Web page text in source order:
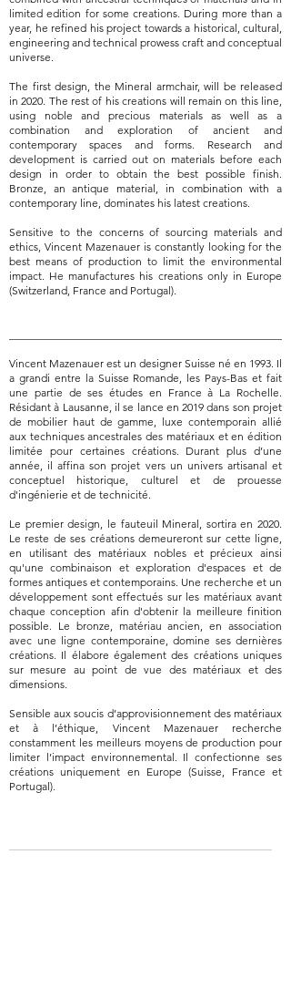
limited edition for some creations. During more than a
year, he refined his project towards a historical, cultural,
engineering and technical prowess craft and conceptual
universe.
The first design, the Mineral armchair, will be released
in 2020. The rest of his creations will remain on this line,
using noble and precious materials as well as a
combination and exploration of ancient and
contemporary spaces and forms. Research and
development is carried out on materials before each
design in order to obtain the best possible finish.
Bronze, an antique material, in combination with a
contemporary line, dominates his latest creations.
Sensitive to the concerns of sourcing materials and
ethics, Vincent Mazenauer is constantly looking for the
best means of production to limit the environmental
impact. He manufactures his creations only in Europe
(Switzerland, France and Portugal).
Vincent Mazenauer est un designer Suisse né en 1993. Il
a grandi entre la Suisse Romande, les Pays-Bas et fait
une partie de ses études en France à La Rochelle.
Résidant à Lausanne, il se lance en 2019 dans son projet
de mobilier haut de gamme, luxe contemporain allié
aux techniques ancestrales des matériaux et en édition
limitée pour certaines créations. Durant plus d’une
année, il affina son projet vers un univers artisanal et
conceptuel historique, culturel et de prouesse
d'ingénierie et de technicité.
Le premier design, le fauteuil Mineral, sortira en 2020.
Le reste de ses créations demeureront sur cette ligne,
en utilisant des matériaux nobles et précieux ainsi
qu'une combinaison et exploration d'espaces et de
formes antiques et contemporains. Une recherche et un
développement sont effectués sur les matériaux avant
chaque conception afin d'obtenir la meilleure finition
possible. Le bronze, matériau ancien, en association
avec une ligne contemporaine, domine ses dernières
créations. Il élabore également des créations uniques
sur mesure au point de vue des matériaux et des
dimensions.
Sensible aux soucis d’approvisionnement des matériaux
et à l’éthique, Vincent Mazenauer recherche
constamment les meilleurs moyens de production pour
limiter l’impact environnemental. Il confectionne ses
créations uniquement en Europe (Suisse, France et
Portugal).